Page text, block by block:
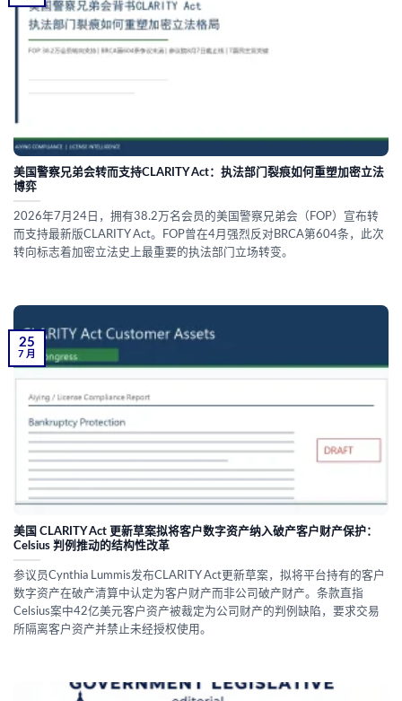
美国警察兄弟会转而支持CLARITY Act：执法部门裂痕如何重塑加密立法
博弈
2026年7月24日，拥有38.2万名会员的美国警察兄弟会（FOP）宣布转
而支持最新版CLARITY Act。FOP曾在4月强烈反对BRCA第604条，此次
转向标志着加密立法史上最重要的执法部门立场转变。
美国 CLARITY Act 更新草案拟将客户数字资产纳入破产客户财产保护：
Celsius 判例推动的结构性改革
参议员Cynthia Lummis发布CLARITY Act更新草案，拟将平台持有的客户
数字资产在破产清算中认定为客户财产而非公司破产财产。条款直指
Celsius案中42亿美元客户资产被裁定为公司财产的判例缺陷，要求交易
所隔离客户资产并禁止未经授权使用。
25
7 月